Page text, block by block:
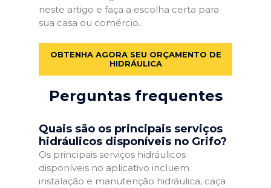
neste artigo e faça a escolha certa para
sua casa ou comércio.
OBTENHA AGORA SEU ORÇAMENTO DE
HIDRÁULICA
Perguntas frequentes
Quais são os principais serviços
hidráulicos disponíveis no Grifo?
Os principais serviços hidráulicos
disponíveis no aplicativo incluem
instalação e manutenção hidráulica, caça